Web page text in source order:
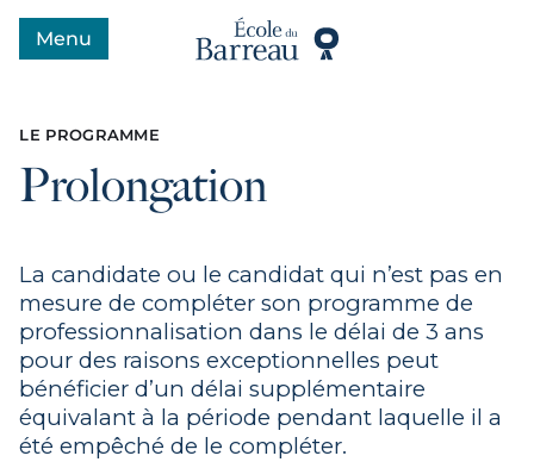
MenuOuvrir le menu
LE PROGRAMME
Prolongation
La candidate ou le candidat qui n’est pas en
mesure de compléter son programme de
professionnalisation dans le délai de 3 ans
pour des raisons exceptionnelles peut
bénéficier d’un délai supplémentaire
équivalant à la période pendant laquelle il a
été empêché de le compléter.